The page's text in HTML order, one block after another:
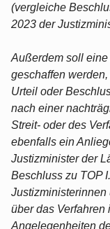
(vergleiche
2023 der
Außerdem soll
geschaffen
Urteil oder
nach einer
Streit- oder des
ebenfalls ein
Justizminister der
Beschluss zu TOP
Justizministerinnen
über das
Angelegenheiten